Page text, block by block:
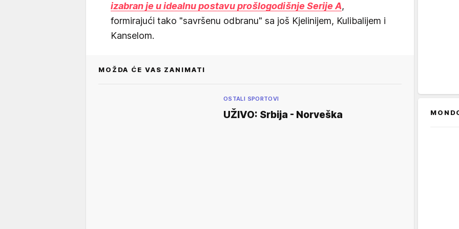
izabran je u idealnu postavu prošlogodišnje Serije A,
formirajući tako "savršenu odbranu" sa još Kjelinijem, Kulibalijem i
Kanselom.
MOŽDA ĆE VAS ZANIMATI
OSTALI SPORTOVI
UŽIVO: Srbija - Norveška